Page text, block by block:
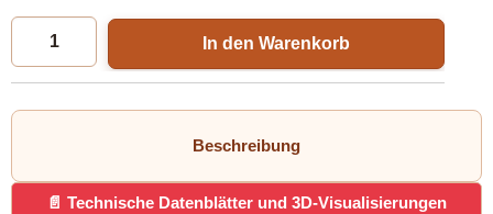
In den Warenkorb
Beschreibung
Technische Datenblätter und 3D-Visualisierungen